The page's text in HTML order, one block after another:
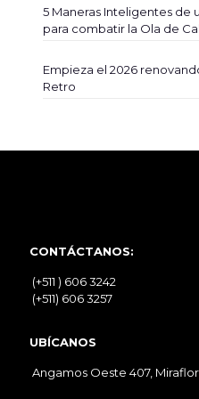
5 Maneras Inteligentes de
para combatir la Ola de
Empieza el 2026
Retro
CONTÁCTANOS:
(+511 ) 606 3242
(+511) 606 3257
UBÍCANOS
Angamos Oeste 407,